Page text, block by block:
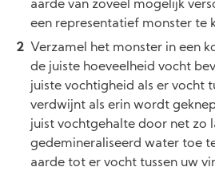
aarde van zoveel mogelijk
een representatief monster te
Verzamel het monster in een
de juiste hoeveelheid vocht
juiste vochtigheid als er vocht
verdwijnt als erin wordt
juist vochtgehalte door net zo
gedemineraliseerd water toe
aarde tot er vocht tussen uw